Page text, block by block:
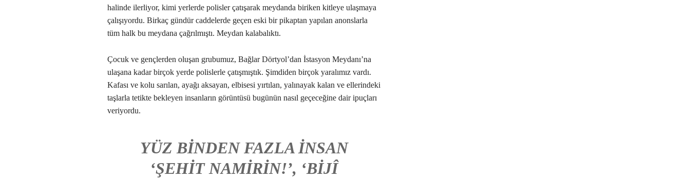
halinde ilerliyor, kimi yerlerde polisler çatışarak meydanda biriken kitleye ulaşmaya
çalışıyordu. Birkaç gündür caddelerde geçen eski bir pikaptan yapılan anonslarla
tüm halk bu meydana çağrılmıştı. Meydan kalabalıktı.
Çocuk ve gençlerden oluşan grubumuz, Bağlar Dörtyol’dan İstasyon Meydanı’na
ulaşana kadar birçok yerde polislerle çatışmıştık. Şimdiden birçok yaralımız vardı.
Kafası ve kolu sarılan, ayağı aksayan, elbisesi yırtılan, yalınayak kalan ve ellerindeki
taşlarla tetikte bekleyen insanların görüntüsü bugünün nasıl geçeceğine dair ipuçları
veriyordu.
YÜZ BINDEN FAZLA INSAN
‘ŞEHIT NAMIRIN!’, ‘BIJÎ